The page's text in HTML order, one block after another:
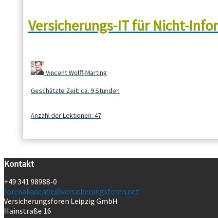
Versicherungs-IT für Nicht-
Vincent Wolff-Marting
Geschätzte Zeit: ca. 9 Stunden
Anzahl der Lektionen: 47
Kontakt
+49 341 98988-0
forenakademie@versicherungsforen.net
Versicherungsforen Leipzig GmbH
Hainstraße 16